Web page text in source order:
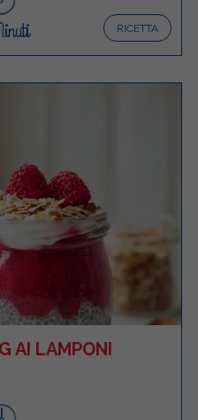
RICETTA
AI LAMPONI